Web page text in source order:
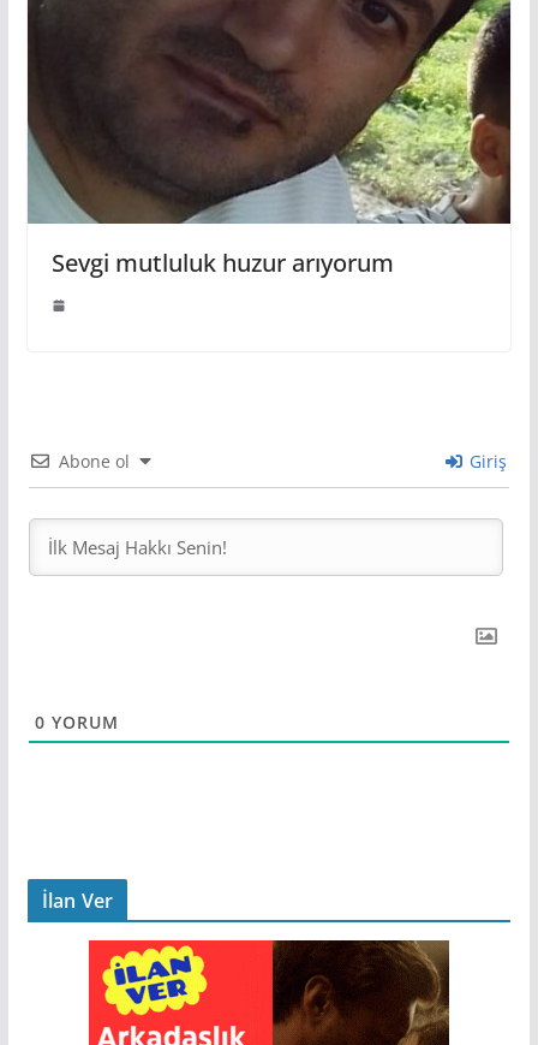
Sevgi mutluluk huzur arıyorum
Abone ol Giriş
0 YORUM
İlan Ver